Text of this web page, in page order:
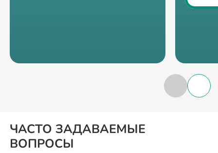
ЧАСТО ЗАДАВАЕМЫЕ
ВОПРОСЫ